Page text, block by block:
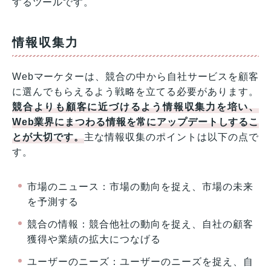
するツールです。
情報収集力
Webマーケターは、競合の中から自社サービスを顧客
に選んでもらえるよう戦略を立てる必要があります。
競合よりも顧客に近づけるよう情報収集力を培い、
Web業界にまつわる情報を常にアップデートしするこ
とが大切です。主な情報収集のポイントは以下の点で
す。
市場のニュース：市場の動向を捉え、市場の未来
を予測する
競合の情報：競合他社の動向を捉え、自社の顧客
獲得や業績の拡大につなげる
ユーザーのニーズ：ユーザーのニーズを捉え、自